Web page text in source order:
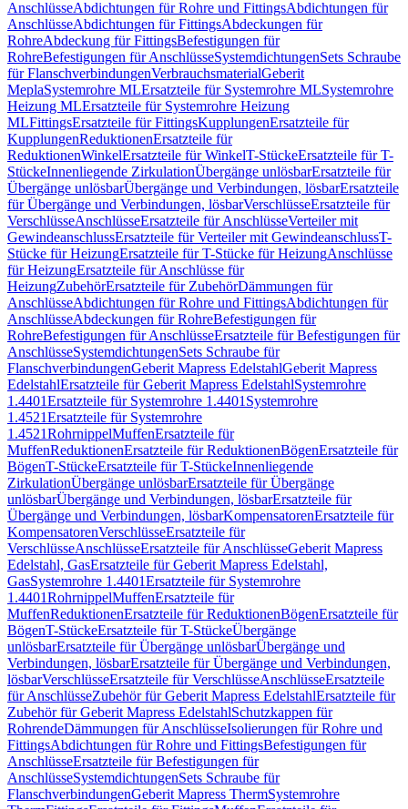
AnschlüsseAbdichtungen für Rohre und FittingsAbdichtungen für
AnschlüsseAbdichtungen für FittingsAbdeckungen für
RohreAbdeckung für FittingsBefestigungen für
RohreBefestigungen für AnschlüsseSystemdichtungenSets Schraube
für FlanschverbindungenVerbrauchsmaterialGeberit
MeplaSystemrohre MLErsatzteile für Systemrohre MLSystemrohre
Heizung MLErsatzteile für Systemrohre Heizung
MLFittingsErsatzteile für FittingsKupplungenErsatzteile für
KupplungenReduktionenErsatzteile für
ReduktionenWinkelErsatzteile für WinkelT-StückeErsatzteile für T-
StückeInnenliegende ZirkulationÜbergänge unlösbarErsatzteile für
Übergänge unlösbarÜbergänge und Verbindungen, lösbarErsatzteile
für Übergänge und Verbindungen, lösbarVerschlüsseErsatzteile für
VerschlüsseAnschlüsseErsatzteile für AnschlüsseVerteiler mit
GewindeanschlussErsatzteile für Verteiler mit GewindeanschlussT-
Stücke für HeizungErsatzteile für T-Stücke für HeizungAnschlüsse
für HeizungErsatzteile für Anschlüsse für
HeizungZubehörErsatzteile für ZubehörDämmungen für
AnschlüsseAbdichtungen für Rohre und FittingsAbdichtungen für
AnschlüsseAbdeckungen für RohreBefestigungen für
RohreBefestigungen für AnschlüsseErsatzteile für Befestigungen für
AnschlüsseSystemdichtungenSets Schraube für
FlanschverbindungenGeberit Mapress EdelstahlGeberit Mapress
EdelstahlErsatzteile für Geberit Mapress EdelstahlSystemrohre
1.4401Ersatzteile für Systemrohre 1.4401 Systemrohre
1.4521Ersatzteile für Systemrohre
1.4521RohrnippelMuffenErsatzteile für
MuffenReduktionenErsatzteile für ReduktionenBögenErsatzteile für
BögenT-StückeErsatzteile für T-StückeInnenliegende
ZirkulationÜbergänge unlösbarErsatzteile für Übergänge
unlösbarÜbergänge und Verbindungen, lösbarErsatzteile für
Übergänge und Verbindungen, lösbarKompensatorenErsatzteile für
KompensatorenVerschlüsseErsatzteile für
VerschlüsseAnschlüsseErsatzteile für AnschlüsseGeberit Mapress
Edelstahl, GasErsatzteile für Geberit Mapress Edelstahl,
GasSystemrohre 1.4401Ersatzteile für Systemrohre
1.4401RohrnippelMuffenErsatzteile für
MuffenReduktionenErsatzteile für ReduktionenBögenErsatzteile für
BögenT-StückeErsatzteile für T-StückeÜbergänge
unlösbarErsatzteile für Übergänge unlösbarÜbergänge und
Verbindungen, lösbarErsatzteile für Übergänge und Verbindungen,
lösbarVerschlüsseErsatzteile für VerschlüsseAnschlüsseErsatzteile
für AnschlüsseZubehör für Geberit Mapress EdelstahlErsatzteile für
Zubehör für Geberit Mapress EdelstahlSchutzkappen für
RohrendeDämmungen für AnschlüsseIsolierungen für Rohre und
FittingsAbdichtungen für Rohre und FittingsBefestigungen für
AnschlüsseErsatzteile für Befestigungen für
AnschlüsseSystemdichtungenSets Schraube für
FlanschverbindungenGeberit Mapress ThermSystemrohre